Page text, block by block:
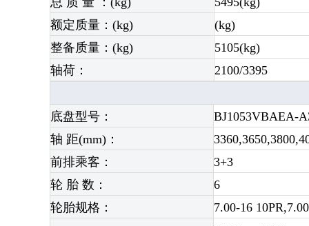
额定质量：(kg)
(kg)
整备质量：(kg)
5105(kg)
轴荷：
2100/3395
底盘型号：
BJ1053VBAEA-
轴 距(mm)：
前排乘客：
3+3
轮 胎 数：
6
轮胎规格：
7.00-16